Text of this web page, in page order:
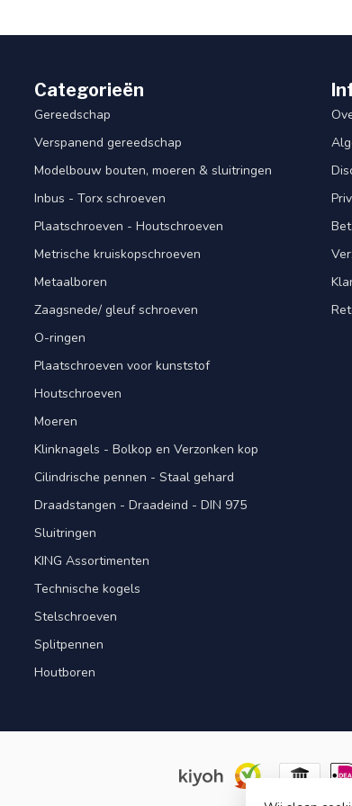
Categorieën
Gereedschap
Verspanend gereedschap
Modelbouw bouten, moeren & sluitringen
Inbus - Torx schroeven
Plaatschroeven - Houtschroeven
Metrische kruiskopschroeven
Metaalboren
Zaagsnede/ gleuf schroeven
O-ringen
Plaatschroeven voor kunststof
Houtschroeven
Moeren
Klinknagels - Bolkop en Verzonken kop
Cilindrische pennen - Staal gehard
Draadstangen - Draadeind - DIN 975
Sluitringen
KING Assortimenten
Technische kogels
Stelschroeven
Splitpennen
Houtboren